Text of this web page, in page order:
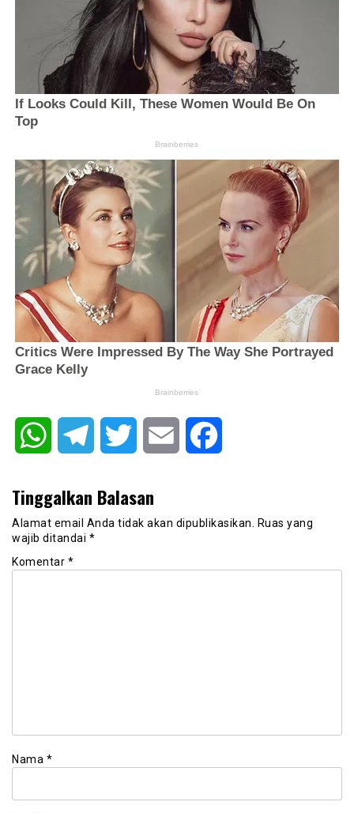
WhatsAppTelegram Twitter Email
Tinggalkan Balasan
Alamat email Anda tidak akan dipublikasikan.
Ruas yang
wajib ditandai *
Komentar *
Nama *